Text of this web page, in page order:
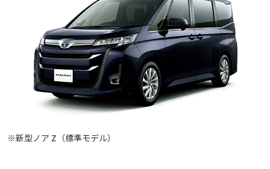
※新型ノア Z（標準モデル）